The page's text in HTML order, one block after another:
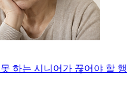
하는 시니어가 끊어야 할 행